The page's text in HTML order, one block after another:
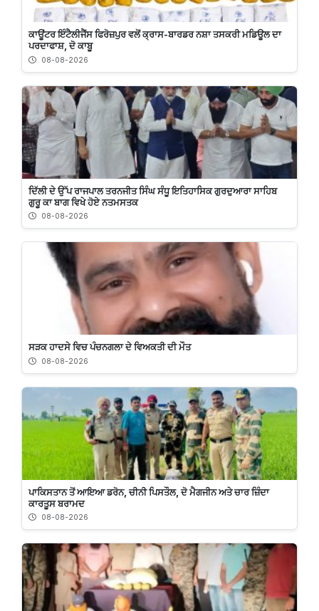
ਕਾਊਂਟਰ ਇੰਟੈਲੀਜੈਂਸ ਫਿਰੋਜ਼ਪੁਰ ਵਲੋਂ ਕ੍ਰਾਸ-ਬਾਰਡਰ ਨਸ਼ਾ ਤਸਕਰੀ ਮਡਿਊਲ ਦਾ
ਪਰਦਾਫਾਸ਼, ਦੋ ਕਾਬੂ
08-08-2026
ਦਿੱਲੀ ਦੇ ਉੱਪ ਰਾਜਪਾਲ ਤਰਨਜੀਤ ਸਿੰਘ ਸੰਧੂ ਇਤਿਹਾਸਿਕ ਗੁਰਦੁਆਰਾ ਸਾਹਿਬ
ਗੁਰੂ ਕਾ ਬਾਗ ਵਿਖੇ ਹੋਏ ਨਤਮਸਤਕ
08-08-2026
ਸੜਕ ਹਾਦਸੇ ਵਿਚ ਪੰਚਨਗਲਾ ਦੇ ਵਿਅਕਤੀ ਦੀ ਮੌਤ
08-08-2026
ਪਾਕਿਸਤਾਨ ਤੋਂ ਆਇਆ ਡਰੋਨ, ਚੀਨੀ ਪਿਸਤੌਲ, ਦੋ ਮੈਗਜੀਨ ਅਤੇ ਚਾਰ ਜ਼ਿੰਦਾ
ਕਾਰਤੂਸ ਬਰਾਮਦ
08-08-2026